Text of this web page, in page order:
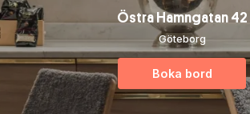
Östra Hamngatan 42
Göteborg
Boka bord